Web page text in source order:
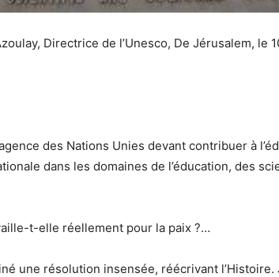
Directrice de l’Unesco, De Jérusalem, le
des Nations Unies devant contribuer à
dans les domaines de l’éducation, des
t-elle réellement pour la paix ?…
une résolution insensée, réécrivant l’Histoire.